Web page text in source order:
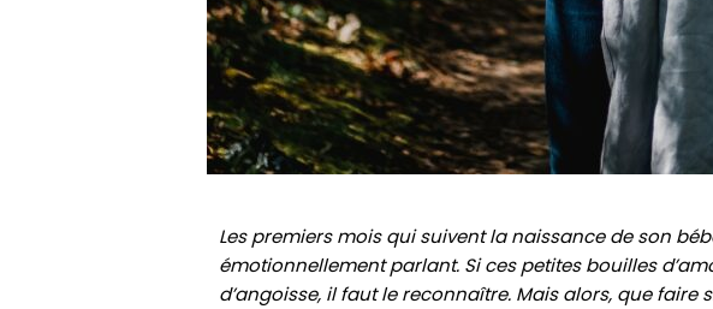
Les premiers mois qui suivent la naissance de son
émotionnellement parlant. Si ces petites bouilles
d’angoisse, il faut le reconnaître. Mais alors, que